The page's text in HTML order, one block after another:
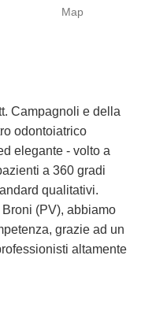
Map
Campagnoli e della
odontoiatrico
elegante - volto a
a 360 gradi
qualitativi.
(PV), abbiamo
grazie ad un
altamente